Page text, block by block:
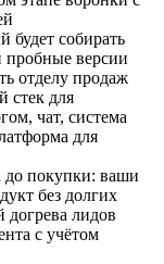
будет собирать
пробные версии
отделу продаж
стек для
чат, система
для
до покупки: ваши
без долгих
догрева лидов
с учётом